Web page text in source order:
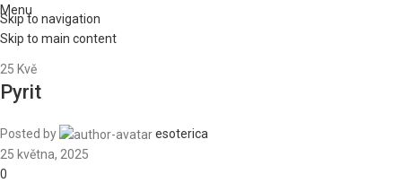
Skip to navigation
Skip to main content
Menu
25 Kvě
Pyrit
Posted by
esoterica
25 května, 2025
0